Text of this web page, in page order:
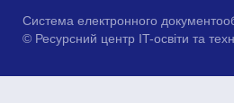
Система електронного
© Ресурсний центр IT-освіти та